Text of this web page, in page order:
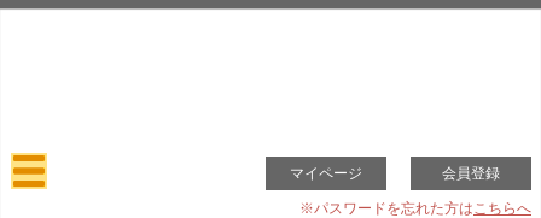
マイページ 会員登録
※パスワードを忘れた方はこちらへ